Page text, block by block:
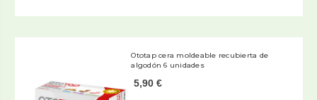
Ototap cera moldeable recubierta de
algodón 6 unidades
5,90 €